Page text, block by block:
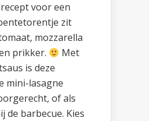
voor een
zit
mozzarella
prikker.
Met
is deze
mini-lasagne
of als
de barbecue. Kies